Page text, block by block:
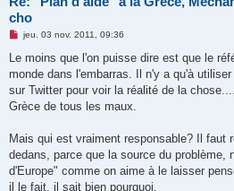
cho
M
s
a
g
n
l
u
jeu. 03 nov. 2011, 09:36
Le moins que l'on puisse dire est que le
monde dans l'embarras. Il n'y a qu'à
sur Twitter pour voir la réalité de la
Grèce de tous les maux.
Mais qui est vraiment responsable? Il faut
dedans, parce que la source du problème,
d'Europe" comme on aime à le laisser
il le fait, il sait bien pourquoi.